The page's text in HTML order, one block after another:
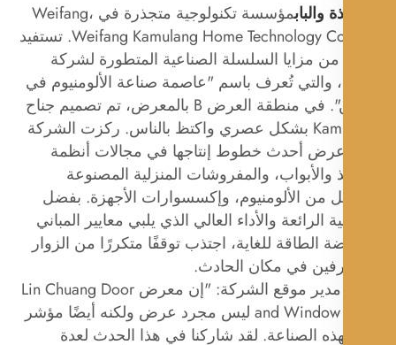
مؤسسة تكنولوجية متجذرة في Weifang،
Weifang Kamulang Home Technology Co., Ltd. تستفيد
مزايا السلسلة الصناعية المتطورة لشركة
Linqu، والتي تُعرف باسم "عاصمة صناعة الألومنيوم في
الصين". في منطقة العرض B بالمعرض، تم تصميم جناح
Kamulang بشكل عصري واكتظ بالناس. ركزت الشركة
أحدث خطوط إنتاجها في مجالات أنظمة
والأبواب، والمفروشات المنزلية المصنوعة
من الألومنيوم، وإكسسوارات الأجهزة. بفضل
الرائعة والأداء العالي الذي يلبي معايير المباني
الطاقة للغاية، اجتذب توقفًا متكررًا من الزوار
في مكان الحادث.
صرح مدير موقع الشركة: "إن معرض Lin Chuang Door
and Window Expo ليس مجرد عرض ولكنه أيضًا مؤشر
الصناعة. لقد شاركنا في هذا الحدث لعدة